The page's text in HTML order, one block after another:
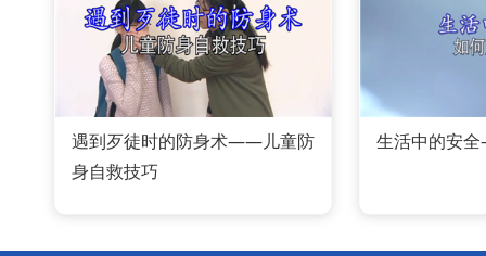
遇到歹徒时的防身术——儿童防
身自救技巧
生活中的安